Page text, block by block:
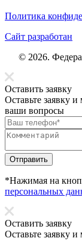
Политика
Сайт разработан
© 2026.
Оставить заявку
Оставьте заявку
ваши вопросы
Отправить
*Нажимая на
персональных
Оставить заявку
Оставьте заявку